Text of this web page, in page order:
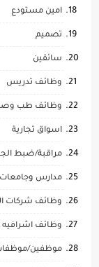
امين مستودع
تصميم
سائقين
وظائف تدريس
وظائف طب
اسواق تجارية
مراقبة/ضبط
مدارس وجامعات
وظائف شركات
وظائف اشرافيه
موظفين/